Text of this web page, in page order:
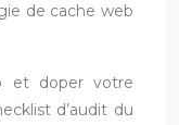
de cache web
et doper votre
d’audit du